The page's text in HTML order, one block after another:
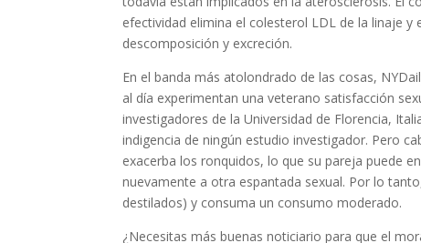
efectividad elimina el colesterol LDL de la linaje
descomposición y excreción.
En el banda más atolondrado de las cosas,
al día experimentan una veterano satisfacción
investigadores de la Universidad de Florencia,
indigencia de ningún estudio investigador. Pero
exacerba los ronquidos, lo que su pareja puede
nuevamente a otra espantada sexual. Por lo
destilados) y consuma un consumo moderado.
¿Necesitas más buenas noticiario para que el